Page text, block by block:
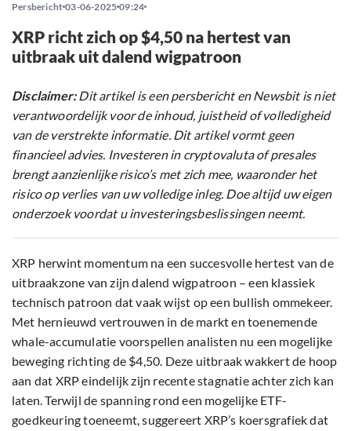
Persbericht 03-06-2025 09:24
XRP richt zich op $4,50 na hertest van
uitbraak uit dalend wigpatroon
Disclaimer:Dit artikel is een persbericht en Newsbit is niet
verantwoordelijk voor de inhoud, juistheid of volledigheid
van de verstrekte informatie. Dit artikel vormt geen
financieel advies. Investeren in cryptovaluta of presales
brengt aanzienlijke risico’s met zich mee, waaronder het
risico op verlies van uw volledige inleg. Doe altijd uw eigen
onderzoek voordat u investeringsbeslissingen neemt.
XRP herwint momentum na een succesvolle hertest van de
uitbraakzone van zijn dalend wigpatroon – een klassiek
technisch patroon dat vaak wijst op een bullish ommekeer.
Met hernieuwd vertrouwen in de markt en toenemende
whale-accumulatie voorspellen analisten nu een mogelijke
beweging richting de $4,50. Deze uitbraak wakkert de hoop
aan dat XRP eindelijk zijn recente stagnatie achter zich kan
laten. Terwijl de spanning rond een mogelijke ETF-
goedkeuring toeneemt, suggereert XRP’s koersgrafiek dat